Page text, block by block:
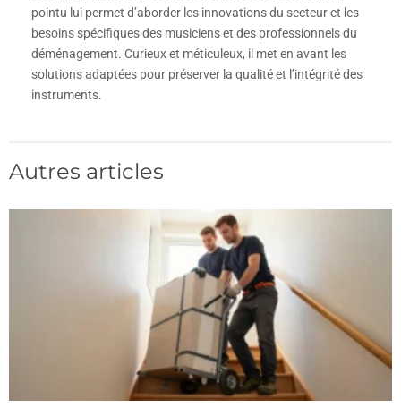
pointu lui permet d’aborder les innovations du secteur et les
besoins spécifiques des musiciens et des professionnels du
déménagement. Curieux et méticuleux, il met en avant les
solutions adaptées pour préserver la qualité et l’intégrité des
instruments.
Autres articles